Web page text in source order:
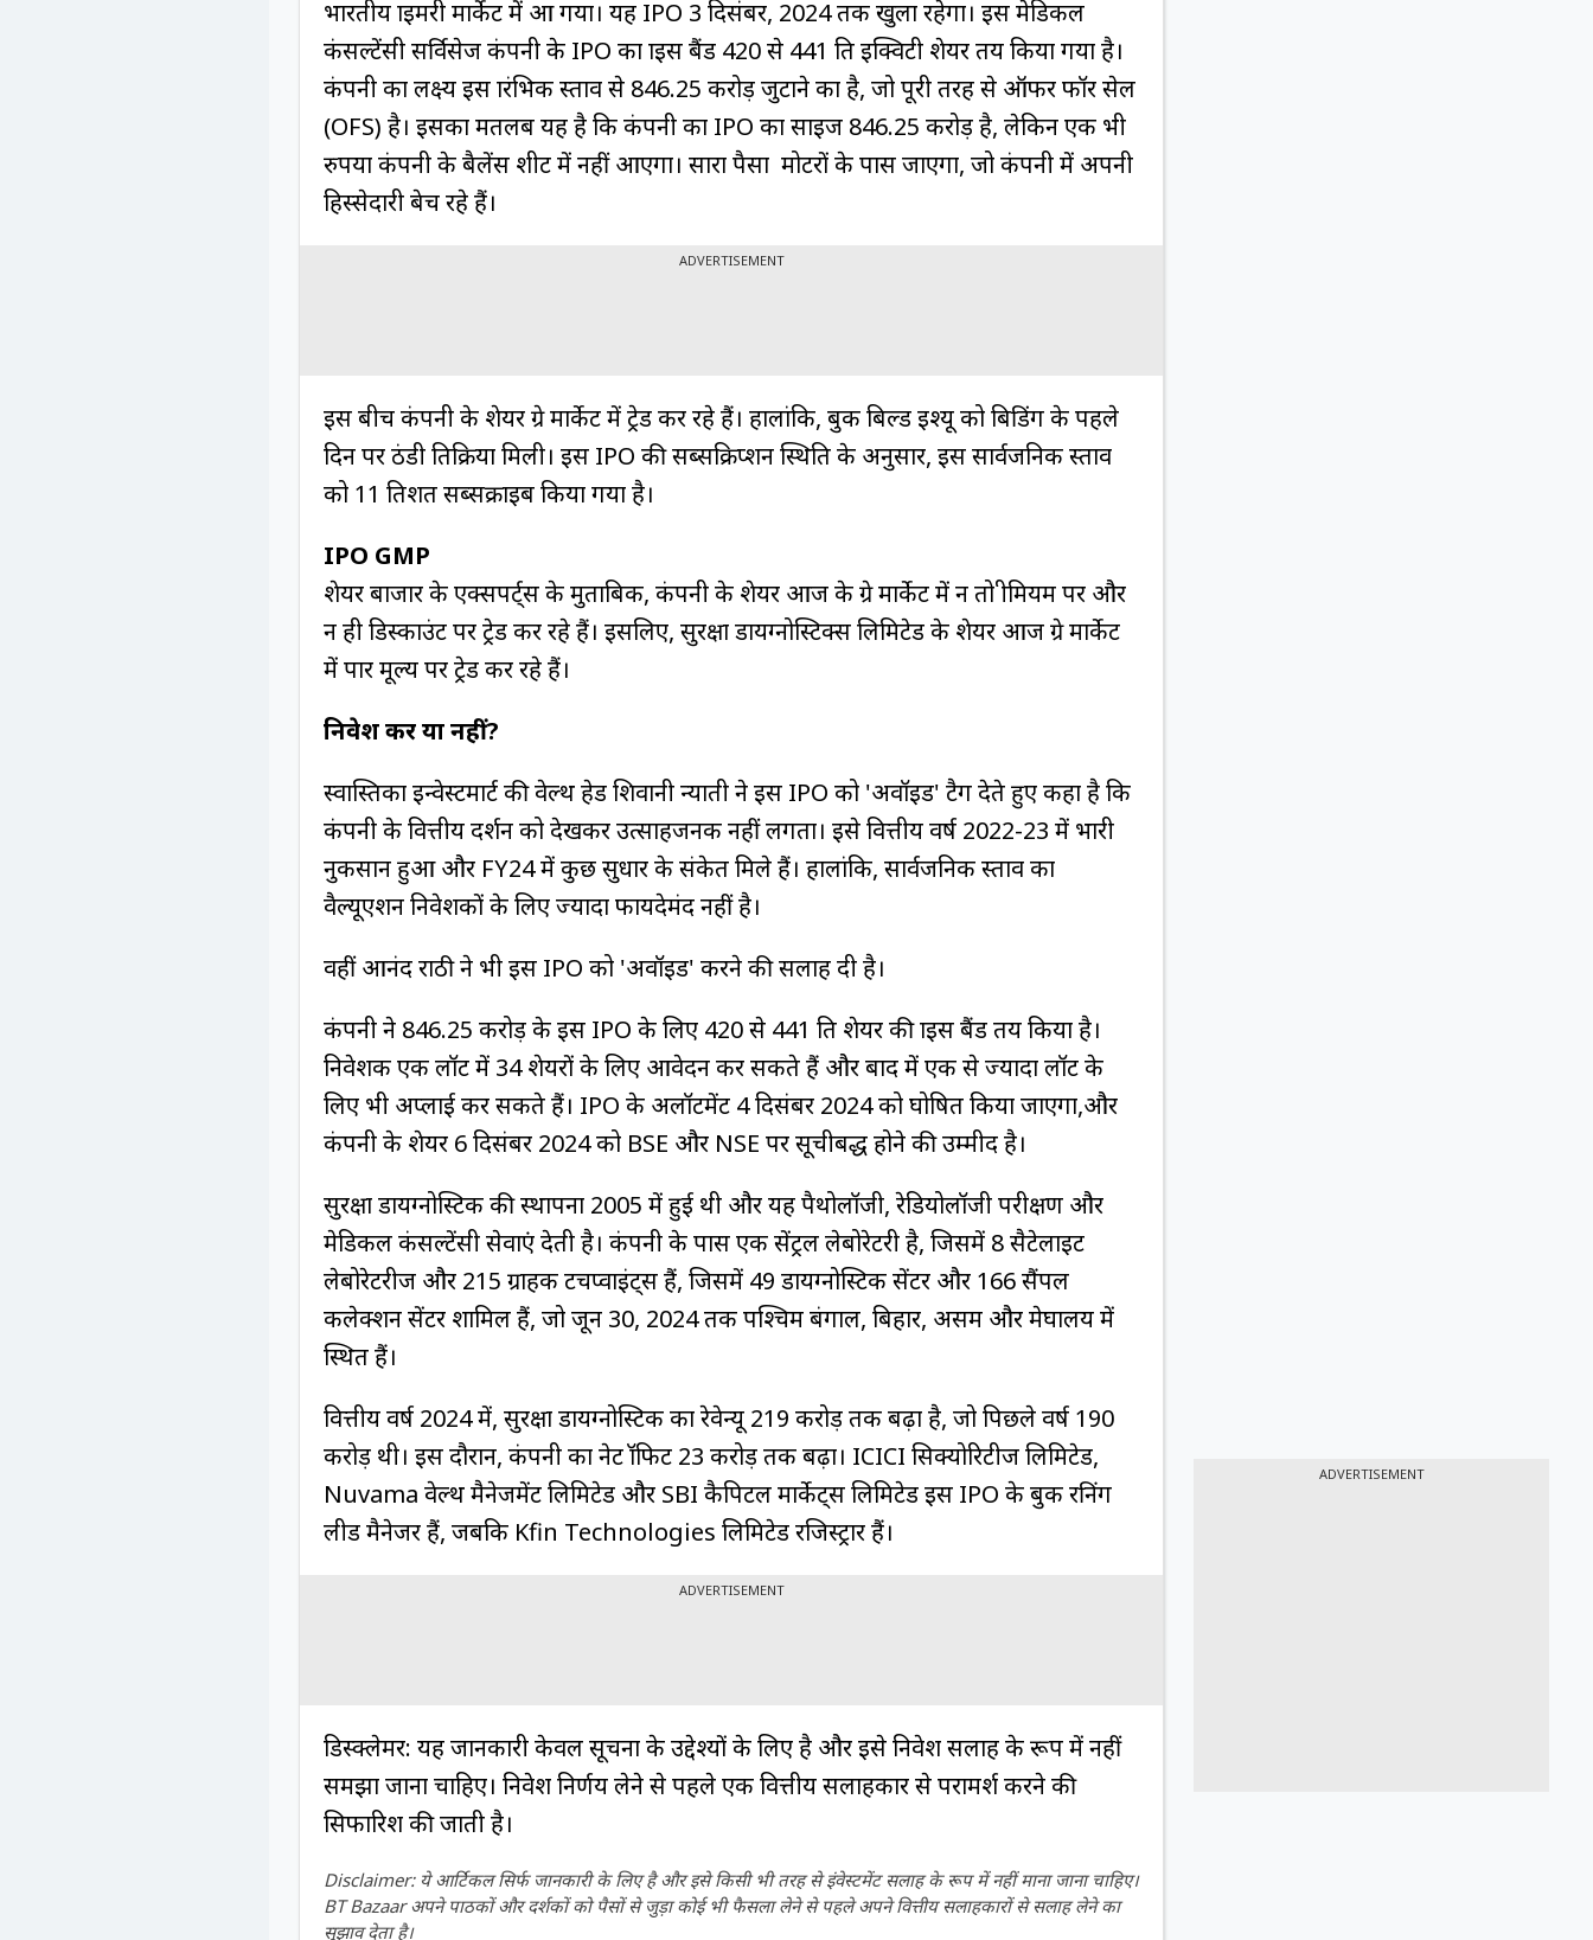
भारतीय प्राइमरी मार्केट में आ गया। यह IPO 3 दिसंबर, 2024 तक खुला रहेगा। इस मेडिकल
कंसल्टेंसी सर्विसेज कंपनी के IPO का प्राइस बैंड ₹420 से ₹441 प्रति इक्विटी शेयर तय किया गया है।
कंपनी का लक्ष्य इस प्रारंभिक प्रस्ताव से ₹846.25 करोड़ जुटाने का है, जो पूरी तरह से ऑफर फॉर सेल
(OFS) है। इसका मतलब यह है कि कंपनी का IPO का साइज ₹846.25 करोड़ है, लेकिन एक भी
रुपया कंपनी के बैलेंस शीट में नहीं आएगा। सारा पैसा प्रमोटरों के पास जाएगा, जो कंपनी में अपनी
हिस्सेदारी बेच रहे हैं।
ADVERTISEMENT
इस बीच कंपनी के शेयर ग्रे मार्केट में ट्रेड कर रहे हैं। हालांकि, बुक बिल्ड इश्यू को बिडिंग के पहले
दिन पर ठंडी प्रतिक्रिया मिली। इस IPO की सब्सक्रिप्शन स्थिति के अनुसार, इस सार्वजनिक प्रस्ताव
को 11 प्रतिशत सब्सक्राइब किया गया है।
IPO GMP
शेयर बाजार के एक्सपर्ट्स के मुताबिक, कंपनी के शेयर आज के ग्रे मार्केट में न तो प्रीमियम पर और
न ही डिस्काउंट पर ट्रेड कर रहे हैं। इसलिए, सुरक्षा डायग्नोस्टिक्स लिमिटेड के शेयर आज ग्रे मार्केट
में पार मूल्य पर ट्रेड कर रहे हैं।
निवेश करें या नहीं?
स्वास्तिका इन्वेस्टमार्ट की वेल्थ हेड शिवानी न्याती ने इस IPO को 'अवॉइड' टैग देते हुए कहा है कि
कंपनी के वित्तीय प्रदर्शन को देखकर उत्साहजनक नहीं लगता। इसे वित्तीय वर्ष 2022-23 में भारी
नुकसान हुआ और FY24 में कुछ सुधार के संकेत मिले हैं। हालांकि, सार्वजनिक प्रस्ताव का
वैल्यूएशन निवेशकों के लिए ज्यादा फायदेमंद नहीं है।
वहीं आनंद राठी ने भी इस IPO को 'अवॉइड' करने की सलाह दी है।
कंपनी ने ₹846.25 करोड़ के इस IPO के लिए ₹420 से ₹441 प्रति शेयर की प्राइस बैंड तय किया है।
निवेशक एक लॉट में 34 शेयरों के लिए आवेदन कर सकते हैं और बाद में एक से ज्यादा लॉट के
लिए भी अप्लाई कर सकते हैं। IPO के अलॉटमेंट 4 दिसंबर 2024 को घोषित किया जाएगा,और
कंपनी के शेयर 6 दिसंबर 2024 को BSE और NSE पर सूचीबद्ध होने की उम्मीद है।
सुरक्षा डायग्नोस्टिक की स्थापना 2005 में हुई थी और यह पैथोलॉजी, रेडियोलॉजी परीक्षण और
मेडिकल कंसल्टेंसी सेवाएं देती है। कंपनी के पास एक सेंट्रल लेबोरेटरी है, जिसमें 8 सैटेलाइट
लेबोरेटरीज और 215 ग्राहक टचप्वाइंट्स हैं, जिसमें 49 डायग्नोस्टिक सेंटर और 166 सैंपल
कलेक्शन सेंटर शामिल हैं, जो जून 30, 2024 तक पश्चिम बंगाल, बिहार, असम और मेघालय में
स्थित हैं।
वित्तीय वर्ष 2024 में, सुरक्षा डायग्नोस्टिक का रेवेन्यू ₹219 करोड़ तक बढ़ा है, जो पिछले वर्ष ₹190
करोड़ थी। इस दौरान, कंपनी का नेट प्रॉफिट ₹23 करोड़ तक बढ़ा। ICICI सिक्योरिटीज लिमिटेड,
Nuvama वेल्थ मैनेजमेंट लिमिटेड और SBI कैपिटल मार्केट्स लिमिटेड इस IPO के बुक रनिंग
लीड मैनेजर हैं, जबकि Kfin Technologies लिमिटेड रजिस्ट्रार हैं।
ADVERTISEMENT
डिस्क्लेमर: यह जानकारी केवल सूचना के उद्देश्यों के लिए है और इसे निवेश सलाह के रूप में नहीं
समझा जाना चाहिए। निवेश निर्णय लेने से पहले एक वित्तीय सलाहकार से परामर्श करने की
सिफारिश की जाती है।
Disclaimer: ये आर्टिकल सिर्फ जानकारी के लिए है और इसे किसी भी तरह से इंवेस्टमेंट सलाह के रूप में नहीं माना जाना चाहिए।
BT Bazaar अपने पाठकों और दर्शकों को पैसों से जुड़ा कोई भी फैसला लेने से पहले अपने वित्तीय सलाहकारों से सलाह लेने का
सुझाव देता है।
ADVERTISEMENT